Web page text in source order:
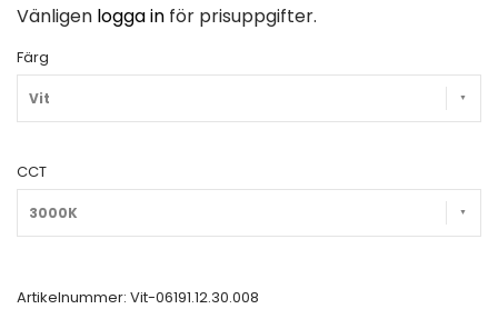
Vänligen logga in för prisuppgifter.
Färg
Vit
CCT
3000K
Artikelnummer: Vit-06191.12.30.008